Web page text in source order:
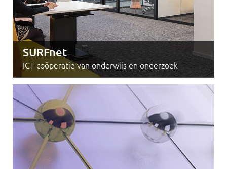
SURFnet
ICT-coöperatie van onderwijs en onderzoek